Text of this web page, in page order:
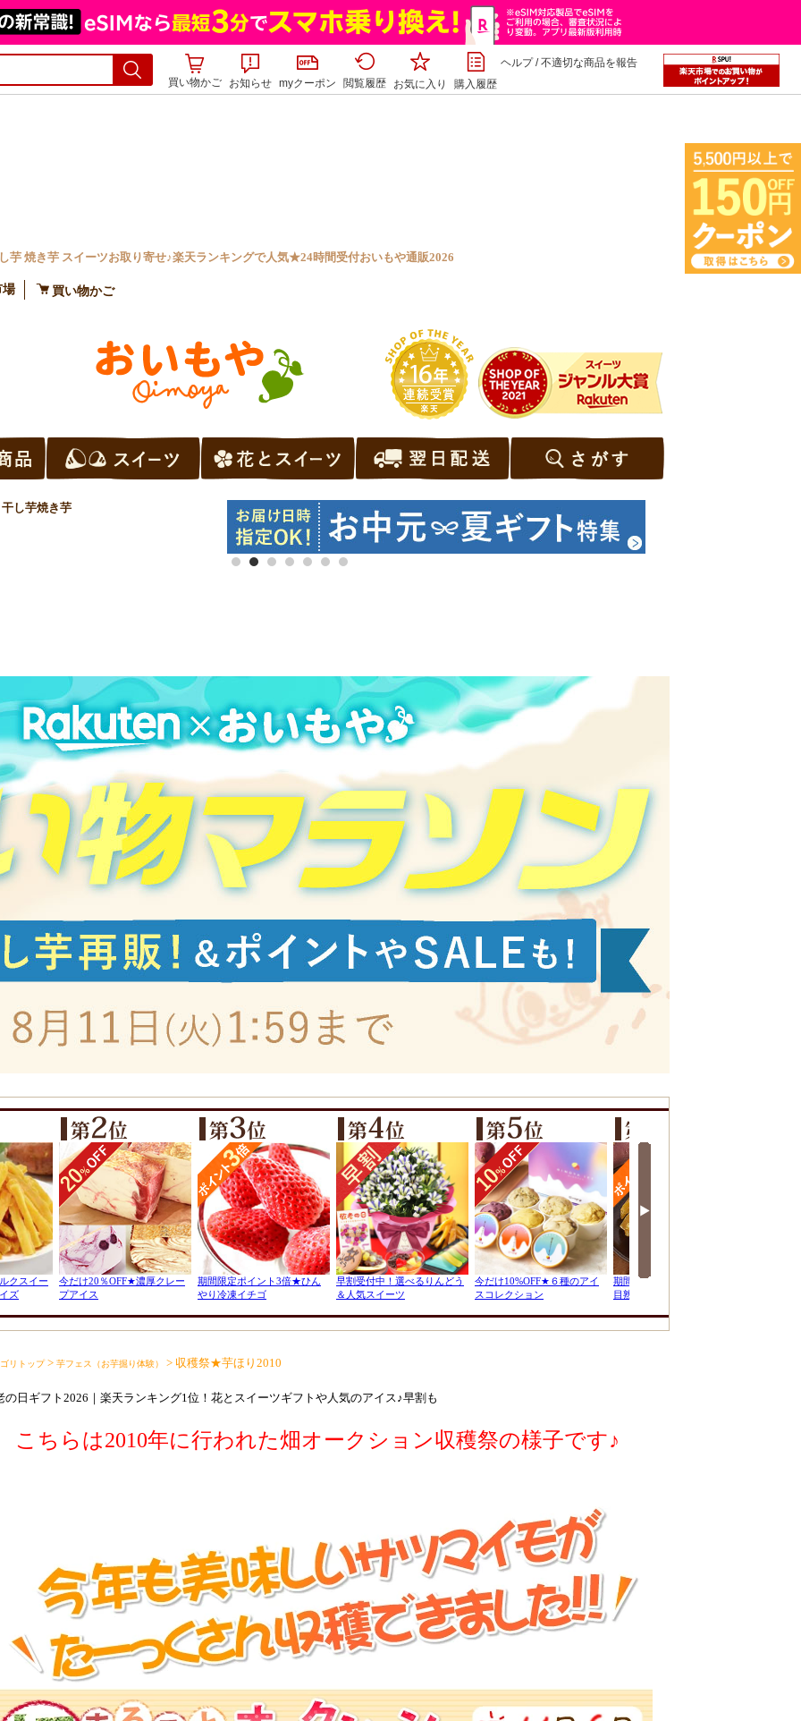
買い物かご お知らせ myクーポン 閲覧履歴 お気に入り 購入履歴
ヘルプ/不適切な商品を報告
芋 焼き芋 スイーツお取り寄せ♪楽天ランキングで人気★24時間受付おいもや通販2026
場 買い物かご
リトップ> 芋フェス（お芋掘り体験） > 収穫祭★芋ほり2010
の日ギフト2026｜楽天ランキング1位！花とスイーツギフトや人気のアイス♪早割も
こちらは2010年に行われた畑オークション収穫祭の様子です♪